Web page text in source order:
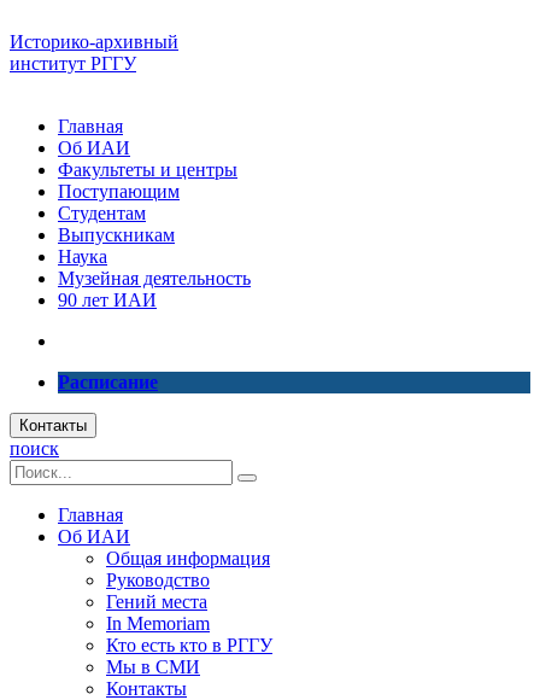
Историко-архивный
институт РГГУ
Главная
Об ИАИ
Факультеты и центры
Поступающим
Студентам
Выпускникам
Наука
Музейная деятельность
90 лет ИАИ
Расписание
Контакты
поиск
Главная
Об ИАИ
Общая информация
Руководство
Гений места
In Memoriam
Кто есть кто в РГГУ
Мы в СМИ
Контакты